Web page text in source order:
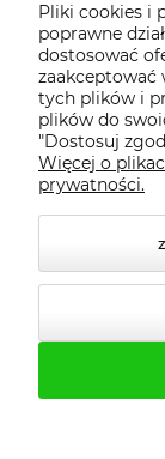
Dostawa -
Gwarancja
Pomoc
Pliki cookies i
poprawne
dostosować
zaakceptować
tych plików i
plików do
"Dostosuj
Więcej o
prywatności.